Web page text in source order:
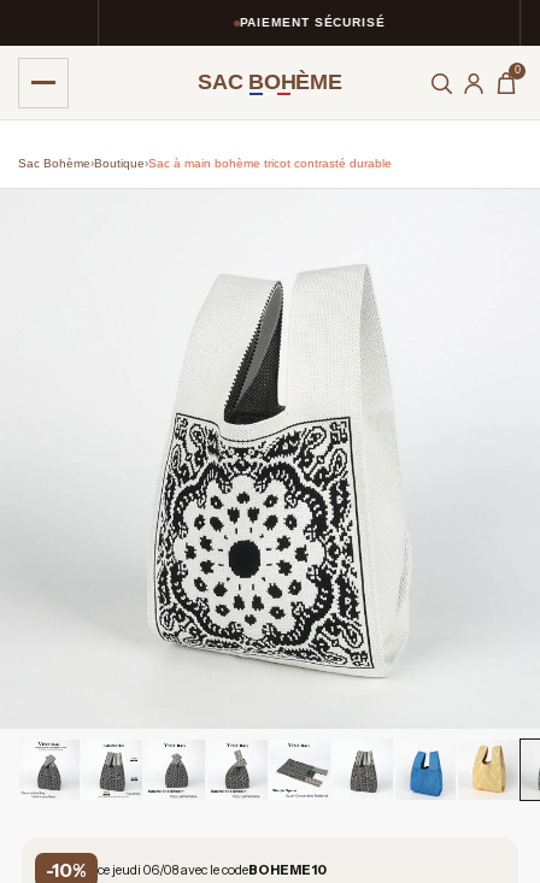
PAIEMENT SÉCURISÉ
SAC BOHÈME 0
Sac Bohème›Boutique›Sac à main bohème tricot contrasté durable
-10% ce jeudi 06/08 avec le codeBOHEME10